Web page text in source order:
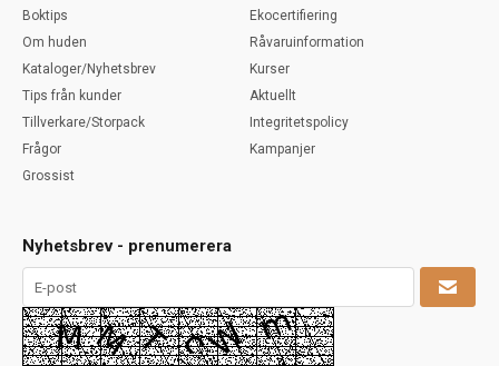
Boktips
Om huden
Kataloger/Nyhetsbrev
Tips från kunder
Tillverkare/Storpack
Frågor
Grossist
Ekocertifiering
Råvaruinformation
Kurser
Aktuellt
Integritetspolicy
Kampanjer
Nyhetsbrev - prenumerera